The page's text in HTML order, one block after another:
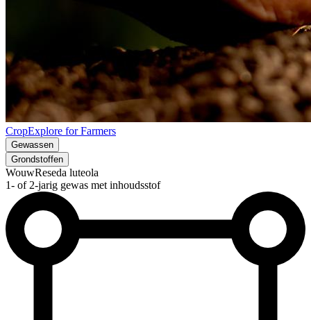
CropExplore for Farmers
Gewassen
Grondstoffen
WouwReseda luteola
1- of 2-jarig gewas met inhoudsstof